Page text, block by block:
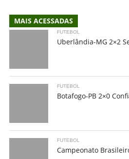
MAIS ACESSADAS
FUTEBOL
Uberlândia-MG 2×2
FUTEBOL
Botafogo-PB 2×0
FUTEBOL
Campeonato